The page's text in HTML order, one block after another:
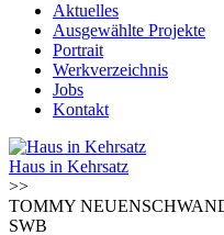
Aktuelles
Ausgewählte Projekte
Portrait
Werkverzeichnis
Jobs
Kontakt
Haus in Kehrsatz
>>
TOMMY
SWB